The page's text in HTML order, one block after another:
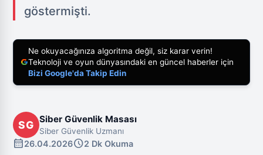
göstermişti.
Ne okuyacağınıza algoritma değil, siz karar verin!
Teknoloji ve oyun dünyasındaki en güncel haberler için
Bizi Google'da Takip Edin
SG Siber Güvenlik Masası
Siber Güvenlik Uzmanı
calendar_month26.04.2026schedule2 Dk Okuma